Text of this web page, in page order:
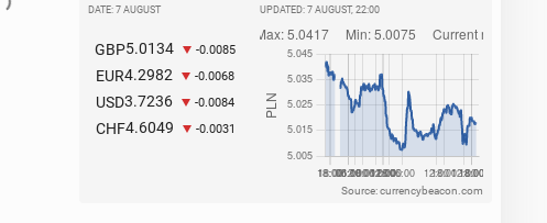
DATE: 7 AUGUST
GBP5.0134 -0.0085
EUR4.2982 -0.0068
USD3.7236 -0.0084
CHF4.6049 -0.0031
UPDATED: 7 AUGUST, 22:00
Source: currencybeacon.com